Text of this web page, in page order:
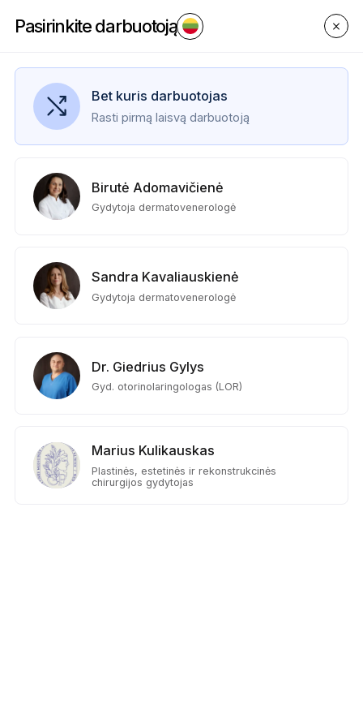
Pasirinkite darbuotoją
Bet kuris darbuotojas
Rasti pirmą laisvą darbuotoją
Birutė Adomavičienė
Gydytoja dermatovenerologė
Sandra Kavaliauskienė
Gydytoja dermatovenerologė
Dr. Giedrius Gylys
Gyd. otorinolaringologas (LOR)
Marius Kulikauskas
Plastinės, estetinės ir rekonstrukcinės
chirurgijos gydytojas